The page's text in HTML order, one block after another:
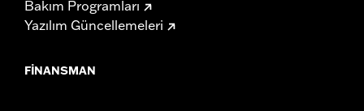
Bakım Programları
Yazılım Güncellemeleri
FINANSMAN